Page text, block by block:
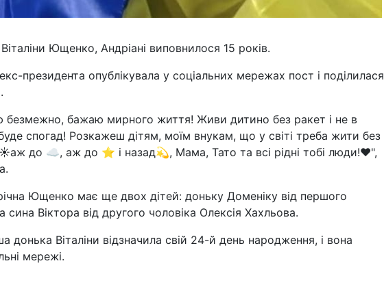
Ющенко, Андріані виповнилося 15 років.
президента опублікувала у соціальних мережах пост і поділилася
бажаю мирного життя! Живи дитино без ракет і не в
спогад! Розкажеш дітям, моїм внукам, що у світі треба жити без
до ☁️, аж до ⭐️ і назад💫, Мама, Тато та всі рідні тобі люди!❤️",
Ющенко має ще двох дітей: доньку Доменіку від першого
Віктора від другого чоловіка Олексія Хахльова.
донька Віталіни відзначила свій 24-й день народження, і вона
мережі.